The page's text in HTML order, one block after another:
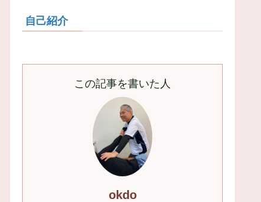
自己紹介
この記事を書いた人
okdo